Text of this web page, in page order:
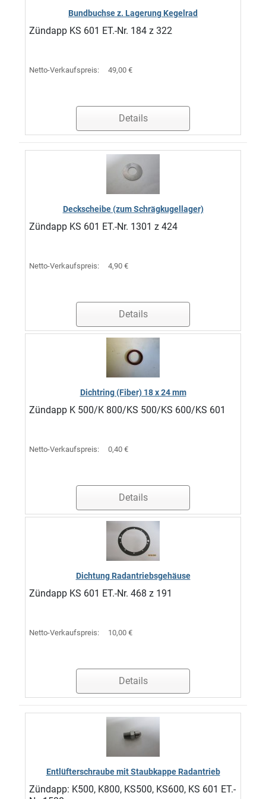
Bundbuchse z. Lagerung Kegelrad
Zündapp KS 601 ET.-Nr. 184 z 322
Netto-Verkaufspreis: 49,00 €
Details
Deckscheibe (zum Schrägkugellager)
Zündapp KS 601 ET.-Nr. 1301 z 424
Netto-Verkaufspreis: 4,90 €
Details
Dichtring (Fiber) 18 x 24 mm
Zündapp K 500/K 800/KS 500/KS 600/KS 601
Netto-Verkaufspreis: 0,40 €
Details
Dichtung Radantriebsgehäuse
Zündapp KS 601 ET.-Nr. 468 z 191
Netto-Verkaufspreis: 10,00 €
Details
Entlüfterschraube mit Staubkappe Radantrieb
Zündapp: K500, K800, KS500, KS600, KS 601 ET.-